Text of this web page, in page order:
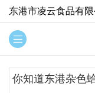
东港市凌云食品有限
你知道东港杂色